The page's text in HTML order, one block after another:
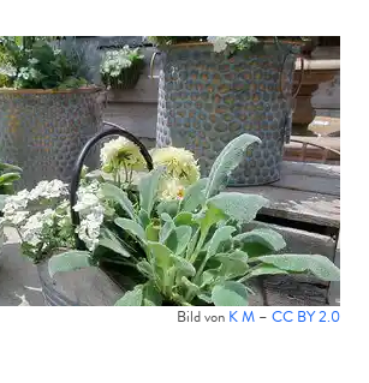
Bild von K M – CC BY 2.0